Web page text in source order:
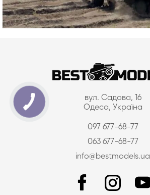
вул. Садова, 16
Одеса, Україна
097 677-68-77
063 677-68-77
info@bestmodels.ua